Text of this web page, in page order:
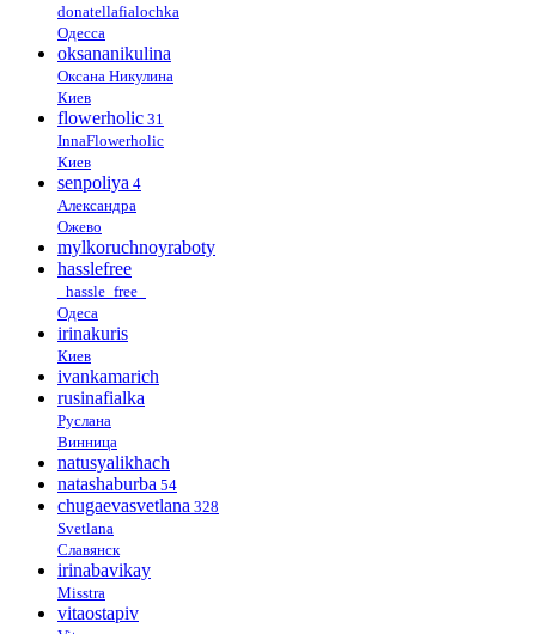
donatellafialochka
Одесса
oksananikulina
Оксана Никулина
Киев
flowerholic 31
InnaFlowerholic
Киев
senpoliya 4
Александра
Ожево
mylkoruchnoyraboty
hasslefree
_hassle_free_
Одеса
irinakuris
Киев
ivankamarich
rusinafialka
Руслана
Винница
natusyalikhach
natashaburba 54
chugaevasvetlana 328
Svetlana
Славянск
irinabavikay
Misstra
vitaostapiv